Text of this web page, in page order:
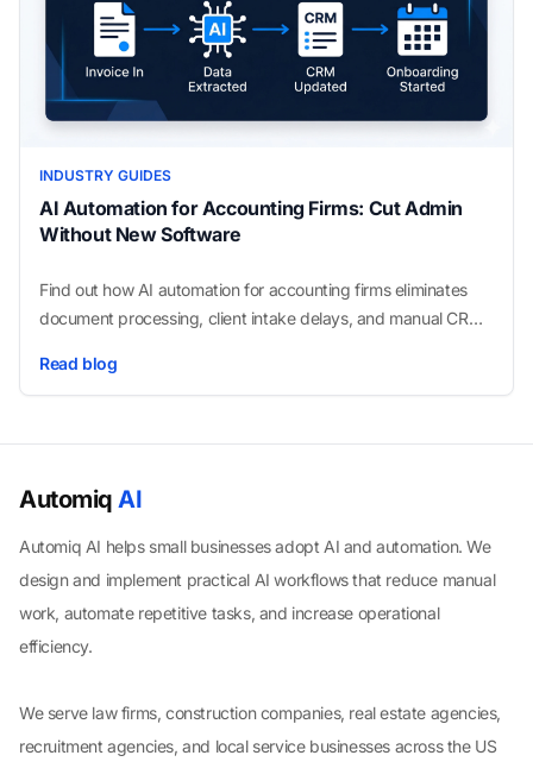
INDUSTRY GUIDES
AI Automation for Accounting Firms: Cut Admin
Without New Software
Find out how AI automation for accounting firms eliminates
document processing, client intake delays, and manual CRM
Read blog
Automiq AI
Automiq AI helps small businesses adopt AI and automation. We
design and implement practical AI workflows that reduce manual
work, automate repetitive tasks, and increase operational
efficiency.
We serve law firms, construction companies, real estate agencies,
recruitment agencies, and local service businesses across the US